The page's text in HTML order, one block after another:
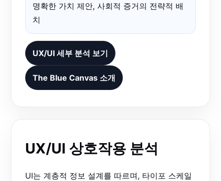
명확한 가치 제안, 사회적 증거의 전략적 배
치
UX/UI 세부 분석 보기
The Blue Canvas 소개
UX/UI 상호작용 분석
UI는 계층적 정보 설계를 따르며, 타이포 스케일